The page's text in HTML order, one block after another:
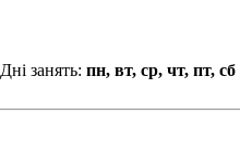
Дні занять: пн, вт, ср, чт, пт, сб